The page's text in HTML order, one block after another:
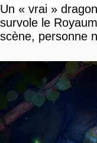
Un « vrai »
survole le
scène, personne